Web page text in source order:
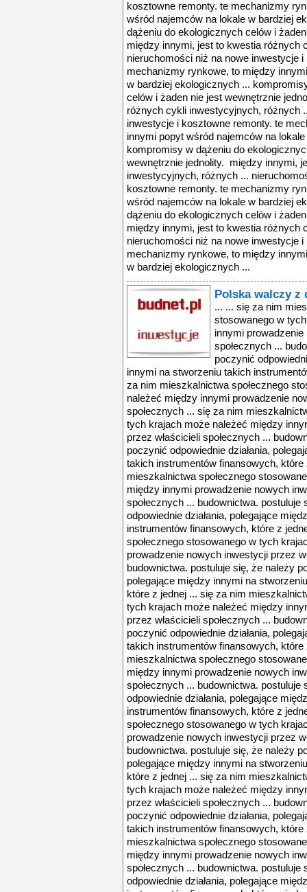
kosztowne remonty. te mechanizmy
wśród najemców na lokale w bardziej
dążeniu do ekologicznych celów i
między innymi, jest to kwestia różnych
nieruchomości niż na nowe inwestycje
mechanizmy rynkowe, to między
w bardziej ekologicznych ...
celów i żaden nie jest wewnętrznie
różnych cykli inwestycyjnych, różnych
inwestycje i kosztowne remonty. te
innymi popyt wśród najemców na
kompromisy w dążeniu do
wewnętrznie jednolity. między innymi,
inwestycyjnych, różnych ...
kosztowne remonty. te mechanizmy
wśród najemców na lokale w bardziej
dążeniu do ekologicznych celów i
między innymi, jest to kwestia różnych
nieruchomości niż na nowe inwestycje
mechanizmy rynkowe, to między
w bardziej ekologicznych ...
Polska walczy z
... ... się za nim
stosowanego w
innymi
społecznych ...
poczynić
innymi na stworzeniu takich
za nim mieszkalnictwa społecznego
należeć między innymi prowadzenie
społecznych ... się za nim
tych krajach może należeć między
przez właścicieli społecznych ...
poczynić odpowiednie działania,
takich instrumentów finansowych, które
mieszkalnictwa społecznego
między innymi prowadzenie nowych
społecznych ... budownictwa.
odpowiednie działania, polegające
instrumentów finansowych, które z
społecznego stosowanego w tych
prowadzenie nowych inwestycji przez
budownictwa. postuluje się, że należy
polegające między innymi na
które z jednej ... się za nim
tych krajach może należeć między
przez właścicieli społecznych ...
poczynić odpowiednie działania,
takich instrumentów finansowych, które
mieszkalnictwa społecznego
między innymi prowadzenie nowych
społecznych ... budownictwa.
odpowiednie działania, polegające
instrumentów finansowych, które z
społecznego stosowanego w tych
prowadzenie nowych inwestycji przez
budownictwa. postuluje się, że należy
polegające między innymi na
które z jednej ... się za nim
tych krajach może należeć między
przez właścicieli społecznych ...
poczynić odpowiednie działania,
takich instrumentów finansowych, które
mieszkalnictwa społecznego
między innymi prowadzenie nowych
społecznych ... budownictwa.
odpowiednie działania, polegające